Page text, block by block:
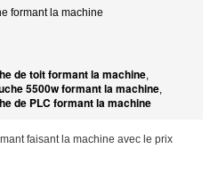
formant la machine
de toit formant la machine,
5500w formant la machine,
de PLC formant la machine
faisant la machine avec le prix